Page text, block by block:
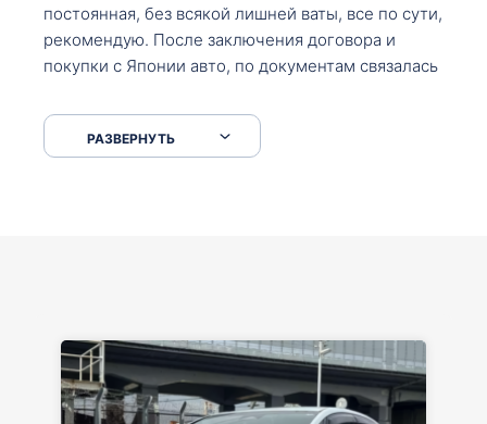
постоянная, без всякой лишней ваты, все по сути,
рекомендую. После заключения договора и
покупки с Японии авто, по документам связалась
что заполнить, куда зайти, образцы и т.д. После
приехал за авто. Меня тепло встретили Сергей с
РАЗВЕРНУТЬ